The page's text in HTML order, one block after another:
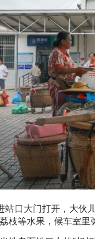
站口大门打开，大伙
枝等水果，候车室里